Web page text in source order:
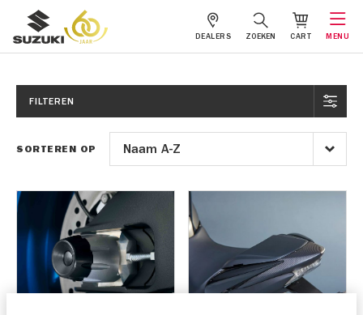
DEALERS ZOEKEN CART MENU
FILTEREN
SORTEREN OP